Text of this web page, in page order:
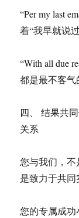
“Per my last
着“我早就说
“With all due
都是最不客气
四、 结果共
关系
您与我们，不
是致力于共同
您的专属成